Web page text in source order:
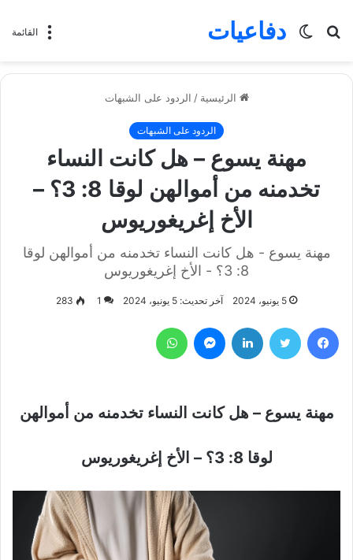
القائمة دفاعيات
بحث
الوضع
الرئيسية / الردود على الشبهات
الردود على الشبهات
مهنة يسوع – هل كانت النساء
تخدمنه من أموالهن لوقا 8: 3؟ –
الأخ إغريغوريوس
مهنة يسوع - هل كانت النساء تخدمنه من أموالهن لوقا
8: 3؟ - الأخ إغريغوريوس
5 يونيو، 2024 آخر تحديث: 5 يونيو، 2024 1
283
فيسبوك تويتر لينكدإن ماسنجر
مهنة يسوع – هل كانت النساء تخدمنه من أموالهن
لوقا 8: 3؟ – الأخ إغريغوريوس